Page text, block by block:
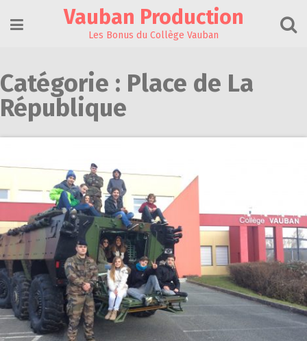
content
Vauban Production
Les Bonus du Collège Vauban
Catégorie : Place de La
République